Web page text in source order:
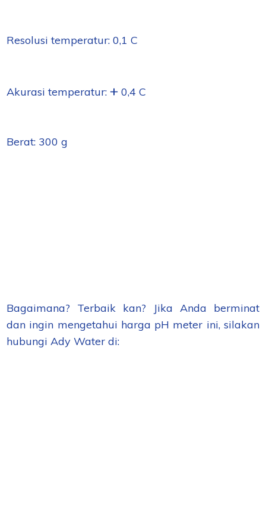
Resolusi temperatur: 0,1 C
Akurasi temperatur:+ 0,4 C
Berat: 300 g
Bagaimana? Terbaik kan? Jika Anda berminat
dan ingin mengetahui harga pH meter ini, silakan
hubungi Ady Water di: